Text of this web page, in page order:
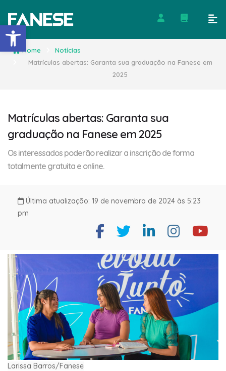
Barra de Ferramentas
Home
Notícias
Matrículas abertas: Garanta sua graduação na Fanese em
2025
Matrículas abertas: Garanta sua
graduação na Fanese em 2025
Os interessados poderão realizar a inscrição de forma
totalmente gratuita e online.
Última atualização: 19 de novembro de 2024 às 5:23
pm
Larissa Barros/Fanese